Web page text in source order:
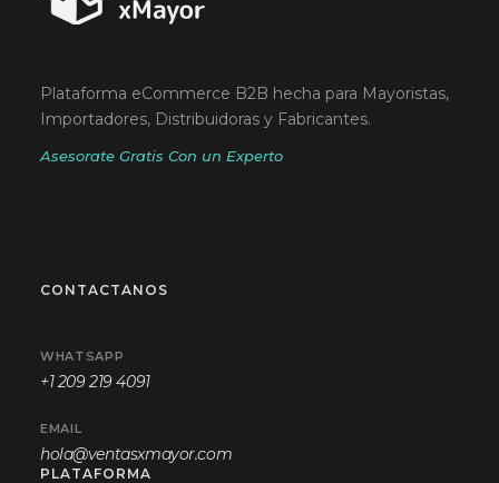
Plataforma eCommerce B2B hecha para Mayoristas,
Importadores, Distribuidoras y Fabricantes.
Asesorate Gratis Con un Experto
CONTACTANOS
WHATSAPP
+1 209 219 4091
EMAIL
hola@ventasxmayor.com
PLATAFORMA